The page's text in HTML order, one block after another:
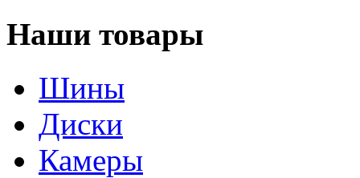
Наши товары
Шины
Диски
Камеры